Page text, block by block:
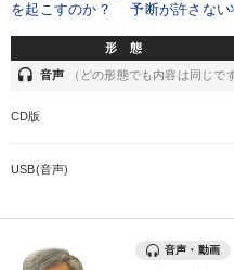
を起こすのか？ 予断が許さない
形 態
headset 音声 （どの形態でも内容は同じで
CD版
USB(音声)
音声・動画